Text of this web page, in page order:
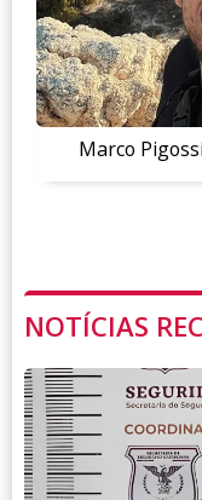
Marco
NOTÍCIAS